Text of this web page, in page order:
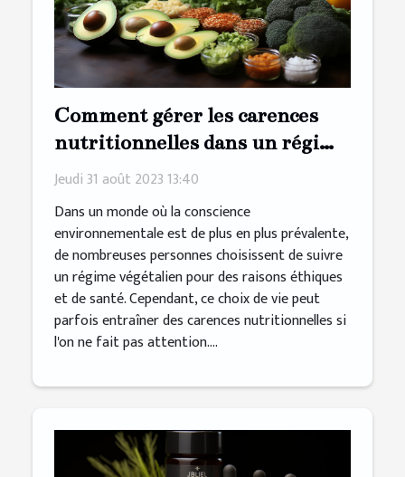
Comment gérer les carences
nutritionnelles dans un régime
végétalien
Jeudi 31 août 2023 13:40
Dans un monde où la conscience
environnementale est de plus en plus prévalente,
de nombreuses personnes choisissent de suivre
un régime végétalien pour des raisons éthiques
et de santé. Cependant, ce choix de vie peut
parfois entraîner des carences nutritionnelles si
l'on ne fait pas attention....